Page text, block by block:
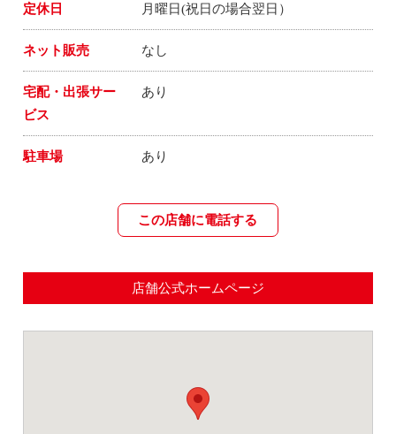
定休日 月曜日(祝日の場合翌日）
ネット販売 なし
宅配・出張サー
ビス
あり
駐車場 あり
この店舗に電話する
店舗公式ホームページ